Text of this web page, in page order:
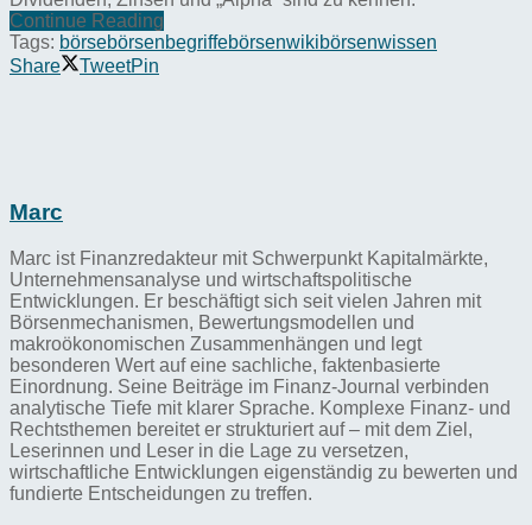
Continue Reading
Tags: börsebörsenbegriffebörsenwikibörsenwissen
Share
TweetPin
Marc
Marc ist Finanzredakteur mit Schwerpunkt Kapitalmärkte,
Unternehmensanalyse und wirtschaftspolitische
Entwicklungen. Er beschäftigt sich seit vielen Jahren mit
Börsenmechanismen, Bewertungsmodellen und
makroökonomischen Zusammenhängen und legt
besonderen Wert auf eine sachliche, faktenbasierte
Einordnung. Seine Beiträge im Finanz-Journal verbinden
analytische Tiefe mit klarer Sprache. Komplexe Finanz- und
Rechtsthemen bereitet er strukturiert auf – mit dem Ziel,
Leserinnen und Leser in die Lage zu versetzen,
wirtschaftliche Entwicklungen eigenständig zu bewerten und
fundierte Entscheidungen zu treffen.